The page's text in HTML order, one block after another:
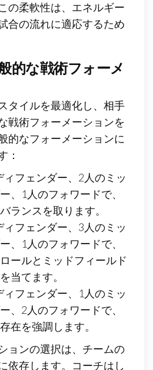
の柔軟性は、エネルギー
合の流れに適応するため
的な戦術フォーメ
タイルを最適化し、相手
戦術フォーメーションを
的なフォーメーションに
：
ィフェンダー、2人のミッ
、1人のフォワードで、
ランスを取ります。
ィフェンダー、3人のミッ
、1人のフォワードで、
ールとミッドフィールド
当てます。
ィフェンダー、1人のミッ
、2人のフォワードで、
在を強調します。
ョンの選択は、チームの
依存します。コーチはし